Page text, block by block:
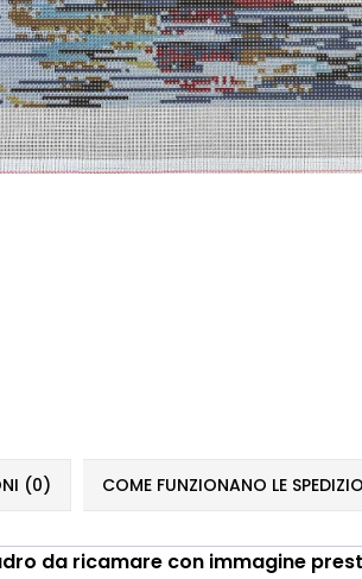
(0) COME FUNZIONANO LE
da ricamare con immagine